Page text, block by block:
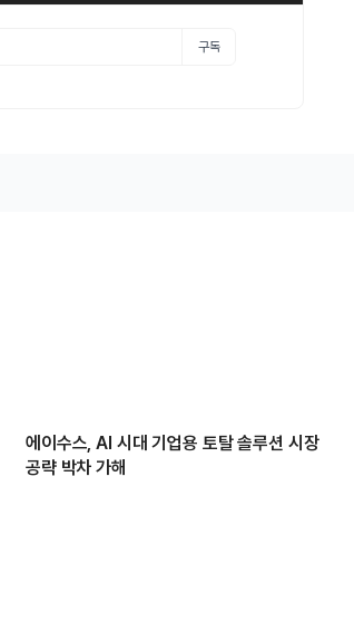
구독
에이수스, AI 시대 기업용 토탈 솔루션 시장
공략 박차 가해